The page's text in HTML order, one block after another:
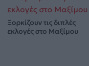
Ξορκίζουν τις διπλές
εκλογές στο Μαξίμου